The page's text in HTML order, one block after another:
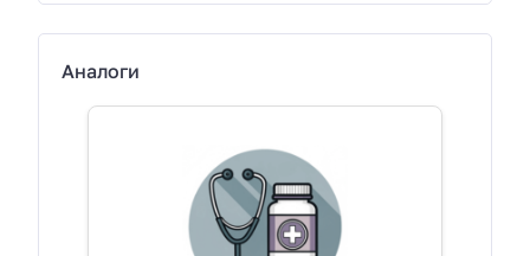
Аналоги